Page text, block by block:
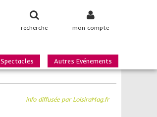
mon compte
recherche
Spectacles Autres Evénements
info diffusée par LoisiraMag.fr